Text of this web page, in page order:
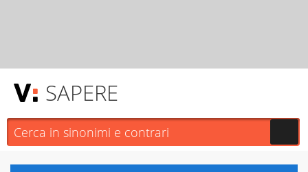
SAPERE